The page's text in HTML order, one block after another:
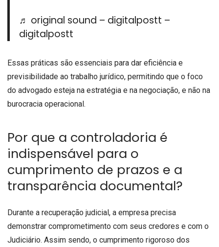
♬ original sound – digitalpostt –
digitalpostt
Essas práticas são essenciais para dar eficiência e
previsibilidade ao trabalho jurídico, permitindo que o foco
do advogado esteja na estratégia e na negociação, e não na
burocracia operacional.
Por que a controladoria é
indispensável para o
cumprimento de prazos e a
transparência documental?
Durante a recuperação judicial, a empresa precisa
demonstrar comprometimento com seus credores e com o
Judiciário. Assim sendo, o cumprimento rigoroso dos